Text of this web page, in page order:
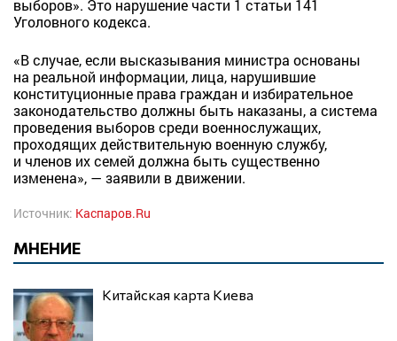
выборов». Это нарушение части 1 статьи 141
Уголовного кодекса.
«В случае, если высказывания министра основаны
на реальной информации, лица, нарушившие
конституционные права граждан и избирательное
законодательство должны быть наказаны, а система
проведения выборов среди военнослужащих,
проходящих действительную военную службу,
и членов их семей должна быть существенно
изменена», — заявили в движении.
Источник: Каспаров.Ru
МНЕНИЕ
Китайская карта Киева